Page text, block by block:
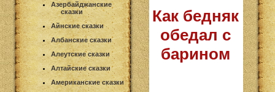
Азербайджанские
сказки
Айнские сказки
Албанские сказки
Алеутские сказки
Алтайские сказки
Американские сказки
Как бедняк
обедал с
барином